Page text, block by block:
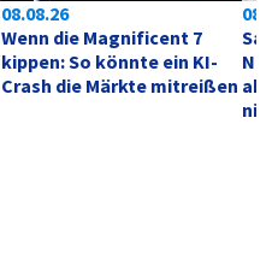
08.08.26
Wenn die Magnificent 7
kippen: So könnte ein KI-
Crash die Märkte mitreißen